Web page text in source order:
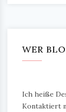
WER
Ich heiße
Kontaktiert